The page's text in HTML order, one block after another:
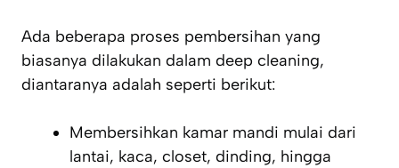
Ada beberapa proses pembersihan yang
biasanya dilakukan dalam deep cleaning,
diantaranya adalah seperti berikut:
Membersihkan kamar mandi mulai dari
lantai, kaca, closet, dinding, hingga